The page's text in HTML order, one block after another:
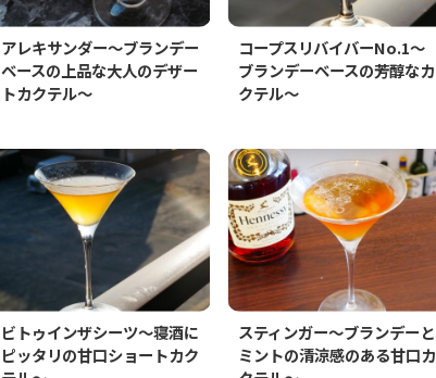
アレキサンダー～ブランデー
ベースの上品な大人のデザー
トカクテル～
コープスリバイバーNo.1～
ブランデーベースの芳醇なカ
クテル～
ビトゥインザシーツ～寝酒に
ピッタリの甘口ショートカク
スティンガー～ブランデーと
ミントの清涼感のある甘口カ